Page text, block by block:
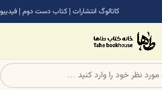
کاتالوگ انتشارات | کتاب دست دوم | فیدیبو